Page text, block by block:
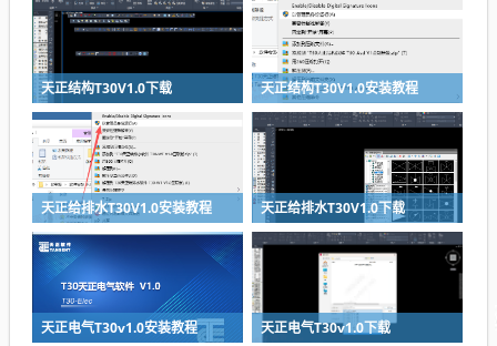
天正结构T30V1.0下载 天正结构T30V1.0安装教程
天正给排水T30V1.0安装教程 天正给排水T30V1.0下载
天正电气T30v1.0安装教程 天正电气T30v1.0下载